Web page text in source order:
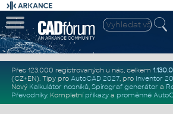
Přes 123.000 registrovaných u nás, celkem
(CZ+EN). Tipy pro AutoCAD 2027, pro Inventor
Nový Kalkulátor nosníků, Spirograf generátor a
Převodníky. Kompletní příkazya proměnné